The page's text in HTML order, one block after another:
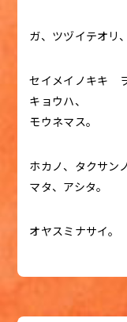
ガ、ツヅイテオリ、
セイメイノキキ
キョウハ、
モウネマス。
ホカノ、タクサン
マタ、アシタ。
オヤスミナサイ。